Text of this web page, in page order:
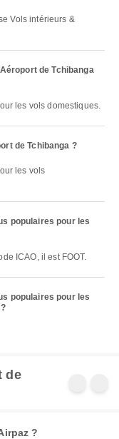
de Tchibanga
les vols domestiques.
de Tchibanga ?
populaires pour les
ICAO, il est FOOT.
populaires pour les
de
?